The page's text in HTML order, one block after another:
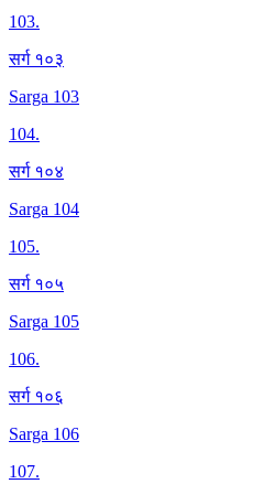
103.
सर्ग १०३
Sarga 103
104.
सर्ग १०४
Sarga 104
105.
सर्ग १०५
Sarga 105
106.
सर्ग १०६
Sarga 106
107.